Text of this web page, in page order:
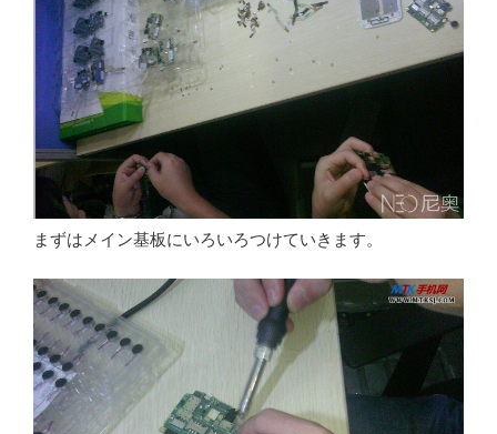
まずはメイン基板にいろいろつけていきます。